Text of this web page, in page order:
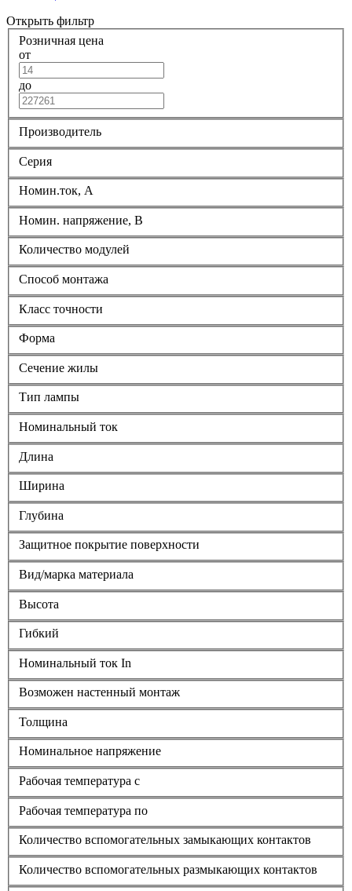
Открыть фильтр
Розничная цена
от
до
Производитель
Серия
Номин.ток, А
Номин. напряжение, В
Количество модулей
Способ монтажа
Класс точности
Форма
Сечение жилы
Тип лампы
Номинальный ток
Длина
Ширина
Глубина
Защитное покрытие поверхности
Вид/марка материала
Высота
Гибкий
Номинальный ток In
Возможен настенный монтаж
Толщина
Номинальное напряжение
Рабочая температура с
Рабочая температура по
Количество вспомогательных замыкающих контактов
Количество вспомогательных размыкающих контактов